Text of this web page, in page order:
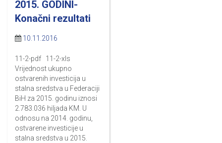
2015. GODINI-
Konačni rezultati
10.11.2016
11-2-pdf 11-2-xls
Vrijednost ukupno
ostvarenih investicija u
stalna sredstva u Federaciji
BiH za 2015. godinu iznosi
2.783.036 hiljada KM. U
odnosu na 2014. godinu,
ostvarene investicije u
stalna sredstva u 2015.